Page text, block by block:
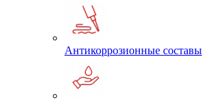
Антикоррозионные составы